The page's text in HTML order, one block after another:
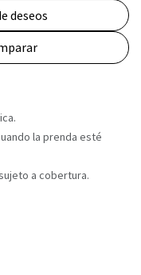
deseos
la prenda esté
a cobertura.